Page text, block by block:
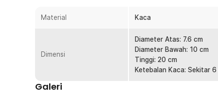
Karakter bahan yang transparan membuat warna dan
tanaman, ranting, atau ornamen lainnya.
Material Kaca Premium
Terbuat dari material kaca yang memberikan kesan
Permukaannya mudah dibersihkan sehingga vas tetap
penggunaan maupun pajangan dalam jangka panjang.
Material Kaca
Dimensi
Diameter Atas: 7.6 cm
Diameter Bawah: 10 cm
Tinggi: 20 cm
Ketebalan Kaca: Sekitar 6
Galeri